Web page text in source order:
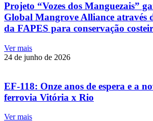
Projeto “Vozes dos Manguezais”
Global Mangrove Alliance através
da FAPES para conservação
Ver mais
24 de junho de 2026
EF-118: Onze anos de espera e a
ferrovia Vitória x Rio
Ver mais